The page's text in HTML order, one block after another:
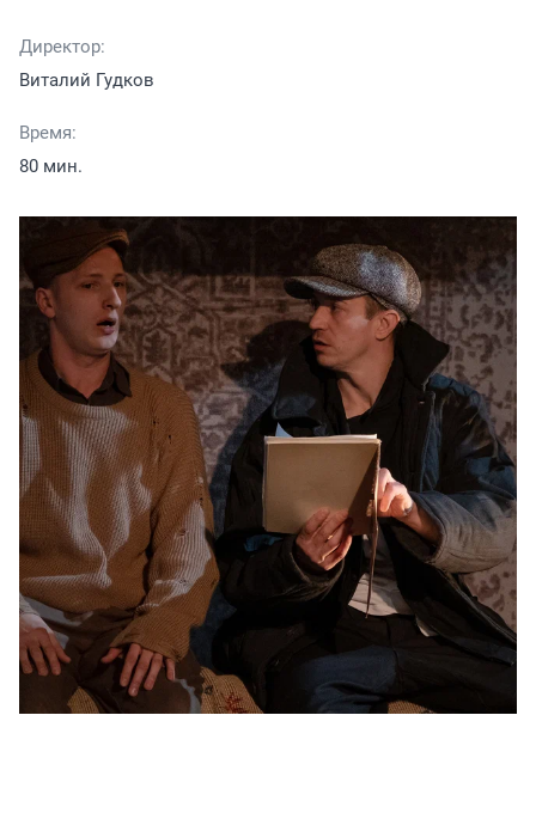
Директор:
Виталий Гудков
Время:
80 мин.